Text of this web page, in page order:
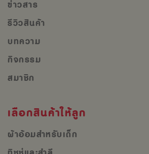
ข่าวสาร
รีวิวสินค้า
บทความ
กิจกรรม
สมาชิก
เลือกสินค้าให้ลูก
ผ้าอ้อมสำหรับเด็ก